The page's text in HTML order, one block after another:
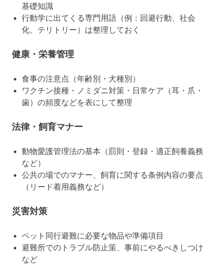
基礎知識
行動学に出てくる専門用語（例：回避行動、社会
化、テリトリー）は整理しておく
健康・栄養管理
食事の注意点（年齢別・犬種別）
ワクチン接種・ノミダニ対策・日常ケア（耳・爪・
歯）の頻度などを表にして整理
法律・飼育マナー
動物愛護管理法の基本（罰則・登録・適正飼養義務
など）
公共の場でのマナー、飼育に関する条例内容の要点
（リード着用義務など）
災害対策
ペット同行避難に必要な物品や準備項目
避難所でのトラブル防止策、事前にやるべきしつけ
など